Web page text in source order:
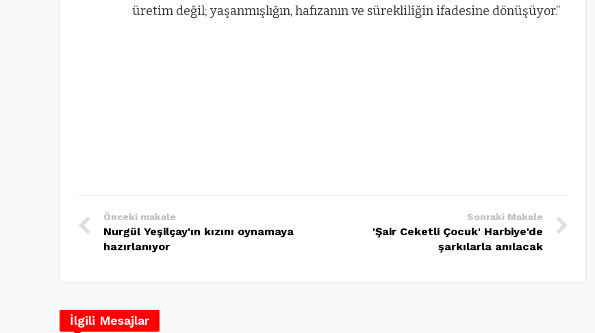
üretim değil; yaşanmışlığın, hafızanın ve sürekliliğin ifadesine dönüşüyor.”
Önceki makale
Nurgül Yeşilçay'ın kızını oynamaya
hazırlanıyor
Sonraki Makale
'Şair Ceketli Çocuk' Harbiye'de
şarkılarla anılacak
İlgili Mesajlar